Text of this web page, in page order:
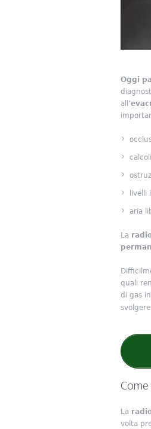
Oggi
all’
livelli
aria
La
quali
di gas
svolgere
Come
La
volta